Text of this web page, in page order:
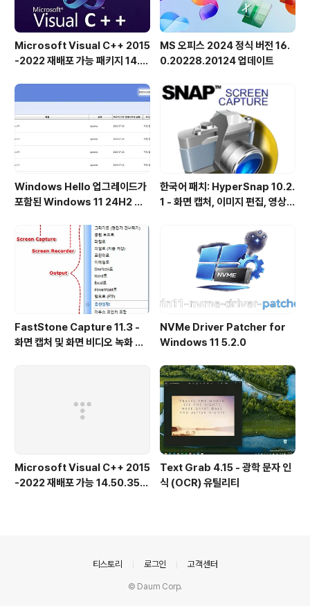
Microsoft Visual C++ 2015
-2022 재배포 가능 패키지 14.5
MS 오피스 2024 정식 버전 16.
0.20228.20124 업데이트
Windows Hello 업그레이드가
포함된 Windows 11 24H2 및
한국어 패치: HyperSnap 10.2.
1 - 화면 캡처, 이미지 편집, 영상
FastStone Capture 11.3 -
화면 캡처 및 화면 비디오 녹화 도
NVMe Driver Patcher for
Windows 11 5.2.0
Microsoft Visual C++ 2015
-2022 재배포 가능 14.50.356
Text Grab 4.15 - 광학 문자 인
식 (OCR) 유틸리티
티스토리 로그인 고객센터
© Daum Corp.